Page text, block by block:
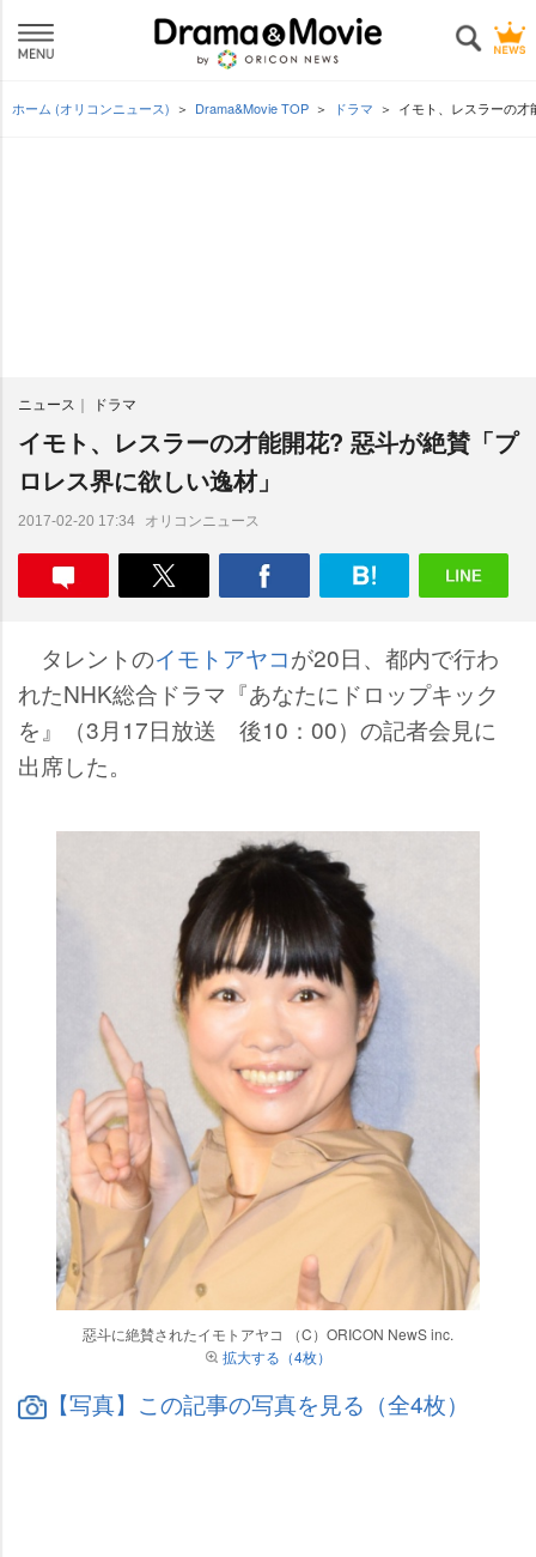
ホーム (オリコンニュース) Drama&Movie TOP ドラマ イモト、レスラーの
ニュース ドラマ
イモト、レスラーの才能開花? 惡斗が絶賛「プ
ロレス界に欲しい逸材」
2017-02-20 17:34 オリコンニュース
タレントのイモトアヤコが20日、都内で行わ
れたNHK総合ドラマ『あなたにドロップキック
を』（3月17日放送 後10：00）の記者会見に
出席した。
惡斗に絶賛されたイモトアヤコ （C）ORICON NewS inc.
拡大する（4枚）
【写真】この記事の写真を見る（全4枚）